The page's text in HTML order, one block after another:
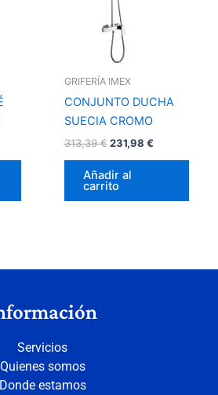
GRIFERÍA IMEX
CONJUNTO DUCHA
SUECIA CROMO
313,39€ 231,98 €
Añadir al
carrito
Servicios
Quienes somos
Donde estamos